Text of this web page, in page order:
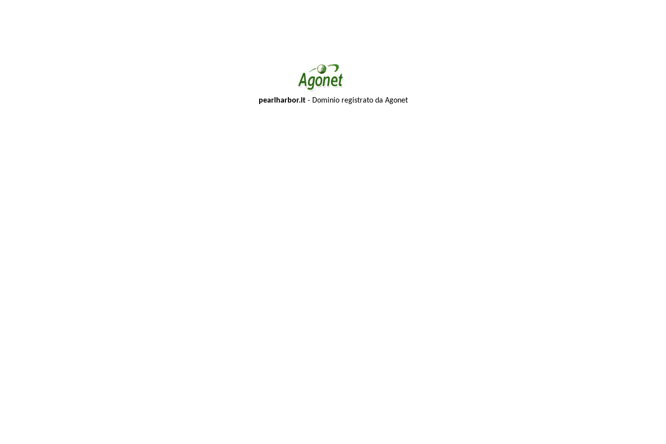
pearlharbor.it- Dominio registrato da Agonet